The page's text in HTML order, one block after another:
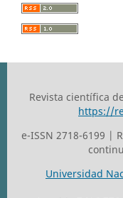
Revista científica
https://
e-ISSN 2718-6199 |
Universidad